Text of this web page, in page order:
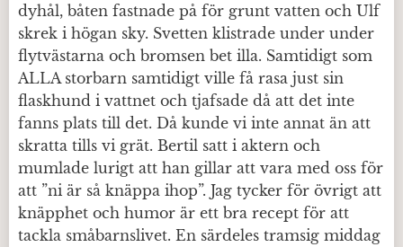
dyhål, båten fastnade på för grunt vatten och Ulf
skrek i högan sky. Svetten klistrade under under
flytvästarna och bromsen bet illa. Samtidigt som
ALLA storbarn samtidigt ville få rasa just sin
flaskhund i vattnet och tjafsade då att det inte
fanns plats till det. Då kunde vi inte annat än att
skratta tills vi grät. Bertil satt i aktern och
mumlade lurigt att han gillar att vara med oss för
att ”ni är så knäppa ihop”. Jag tycker för övrigt att
knäpphet och humor är ett bra recept för att
tackla småbarnslivet. En särdeles tramsig middag